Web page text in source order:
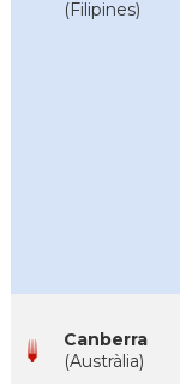
(Filipines)
Canberra
(Austràlia)